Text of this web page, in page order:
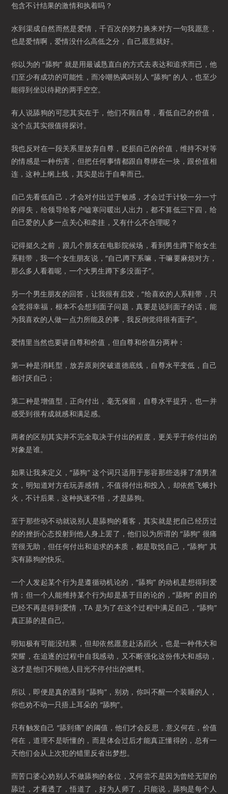
包含不计结果的激情和执着吗？
水到渠成自然而然是爱情，千百次的努力换来对方一句我愿意，
也是爱情啊，爱情没什么高低之分，自己愿意就好。
你以为的 “舔狗” 就是用最诚恳直白的方式去表达和追求而已，他
们至少有成功的可能性，而冷嘲热讽叫别人 “舔狗” 的人，也至少
能得到坐以待毙的两手空空。
有人说舔狗的可悲其实在于，他们不顾自尊，看低自己的价值，
这个点其实很值得探讨。
我也反对在一段关系里放弃自尊，贬损自己的价值，维持不对等
的情感是一种伤害，但把任何事情都跟自尊绑在一块，跟价值相
连，这种上纲上线，其实是出于自卑而已。
自己先看低自己，才会对付出过于敏感，才会过于计较一分一寸
的得失，给领导给客户嘘寒问暖出人出力，都不算低三下四，给
自己爱的人多一点关心和牵挂，又有什么不合理呢？
记得挺久之前，跟几个朋友在电影院候场，看到男生蹲下给女生
系鞋带，我一个女生朋友说，“自己蹲下系嘛，干嘛要麻烦对方，
那么多人看着呢，一个大男生蹲下多没面子”。
另一个男生朋友的回答，让我很有启发，“给喜欢的人系鞋带，只
会觉得幸福，根本不会想到面子问题，真要是说到面子的话，能
为我喜欢的人做一点力所能及的事，我反倒觉得很有面子”。
爱情里当然也要讲自尊和价值，但自尊和价值分两种：
第一种是消耗型，放弃原则突破道德底线，自尊水平变低，自己
都讨厌自己；
第二种是增值型，正向付出，毫无保留，自尊水平提升，也一并
感受到很有成就感和满足感。
两者的区别其实并不完全取决于付出的程度，更关乎于你付出的
对象是谁。
如果让我来定义，“舔狗” 这个词只适用于形容那些选择了渣男渣
女，明知道对方在玩弄感情，不值得付出和投入，却依然飞蛾扑
火，不计后果，这种执迷不悟，才是舔狗。
至于那些动不动就说别人是舔狗的看客，其实就是把自己经历过
的的挫折心态投射到他人身上罢了，他们以为所谓的 “舔狗” 很痛
苦很无助，但任何付出和追求的本质，都是取悦自己，“舔狗” 其
实有舔狗的快乐。
一个人发起某个行为是遵循动机论的，“舔狗” 的动机是想得到爱
情；但一个人能维持某个行为却是基于目的论的，“舔狗” 的目的
已经不再是得到爱情，TA 是为了在这个过程中满足自己，“舔狗”
真正舔的是自己。
明知极有可能没结果，但却依然愿意赴汤蹈火，也是一种伟大和
荣耀，在追逐的过程中自我感动，又不断强化这份伟大和感动，
这才是他们不顾他人目光不停付出的燃料。
所以，即便是真的遇到 “舔狗”，别劝，你叫不醒一个装睡的人，
你也劝不动一只捂上耳朵的 “舔狗”。
只有触发自己 “舔到痛” 的阈值，他们才会反思，意义何在，价值
何在，道理不是听懂的，而是体会过后才能真正懂得的，总有一
天他们会从上次犯的错里反省出梦想。
而苦口婆心劝别人不做舔狗的各位，又何尝不是因为曾经无望的
舔过，才看透了，悟道了，好为人师了，只能说，舔狗是每个人